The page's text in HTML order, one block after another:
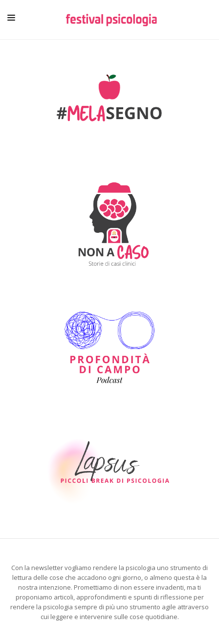
Con la newsletter vogliamo rendere la psicologia uno strumento di
lettura delle cose che accadono ogni giorno, o almeno questa è la
nostra intenzione. Promettiamo di non essere invadenti, ma ti
proponiamo articoli, approfondimenti e spunti di riflessione per
rendere la psicologia sempre di più uno strumento agile attraverso
cui leggere e intervenire sulle cose quotidiane.